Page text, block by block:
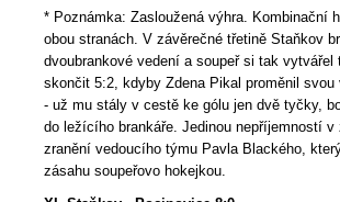
* Poznámka: Zasloužená výhra. Kombinační
obou stranách. V závěrečné třetině Staňkov
dvoubrankové vedení a soupeř si tak vytvářel
skončit 5:2, kdyby Zdena Pikal proměnil svou
- už mu stály v cestě ke gólu jen dvě tyčky,
do ležícího brankáře. Jedinou nepříjemností v
zranění vedoucího týmu Pavla Blackého,
zásahu soupeřovo hokejkou.